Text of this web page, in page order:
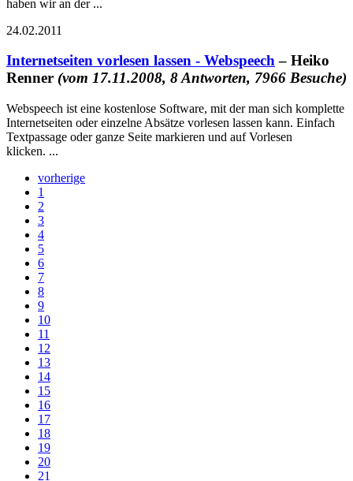
haben wir an der ...
24.02.2011
Internetseiten vorlesen lassen - Webspeech– Heiko
Renner (vom 17.11.2008, 8 Antworten, 7966 Besuche)
Webspeech ist eine kostenlose Software, mit der man sich komplette
Internetseiten oder einzelne Absätze vorlesen lassen kann. Einfach
Textpassage oder ganze Seite markieren und auf Vorlesen
klicken. ...
vorherige
1
2
3
4
5
6
7
8
9
10
11
12
13
14
15
16
17
18
19
20
21